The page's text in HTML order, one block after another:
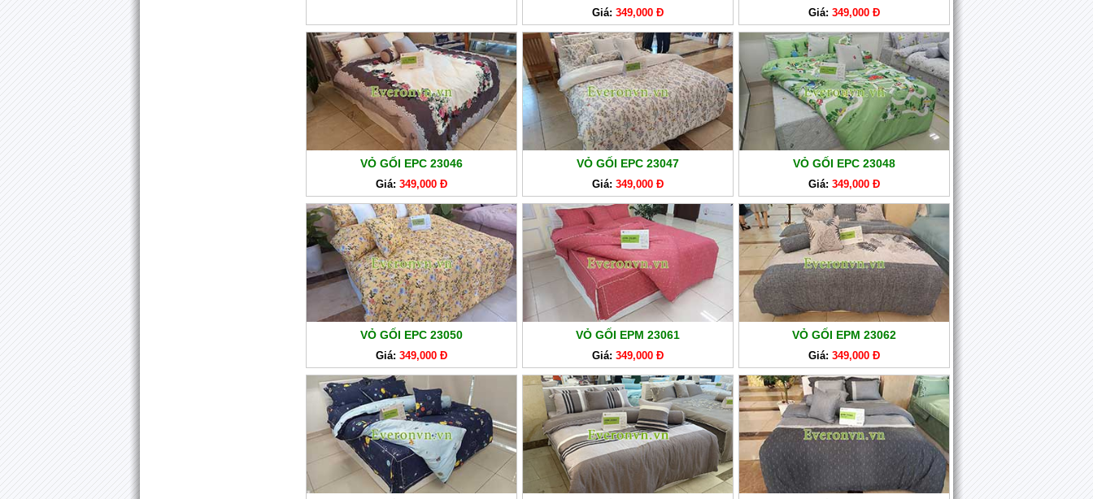
Giá: 349,000 Đ Giá: 349,000 Đ
VỎ GỐI EPC 23046
Giá: 349,000 Đ
VỎ GỐI EPC 23047
Giá: 349,000 Đ
VỎ GỐI EPC 23048
Giá: 349,000 Đ
VỎ GỐI EPC 23050
Giá: 349,000 Đ
VỎ GỐI EPM 23061
Giá: 349,000 Đ
VỎ GỐI EPM 23062
Giá: 349,000 Đ